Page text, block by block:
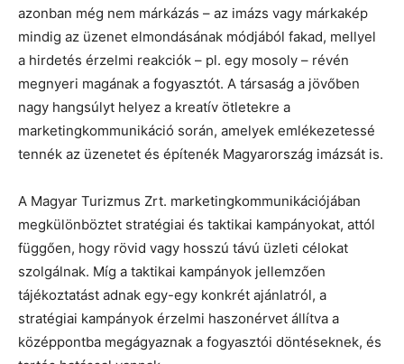
azonban még nem márkázás – az imázs vagy márkakép
mindig az üzenet elmondásának módjából fakad, mellyel
a hirdetés érzelmi reakciók – pl. egy mosoly – révén
megnyeri magának a fogyasztót. A társaság a jövőben
nagy hangsúlyt helyez a kreatív ötletekre a
marketingkommunikáció során, amelyek emlékezetessé
tennék az üzenetet és építenék Magyarország imázsát is.
A Magyar Turizmus Zrt. marketingkommunikációjában
megkülönböztet stratégiai és taktikai kampányokat, attól
függően, hogy rövid vagy hosszú távú üzleti célokat
szolgálnak. Míg a taktikai kampányok jellemzően
tájékoztatást adnak egy-egy konkrét ajánlatról, a
stratégiai kampányok érzelmi haszonérvet állítva a
középpontba megágyaznak a fogyasztói döntéseknek, és